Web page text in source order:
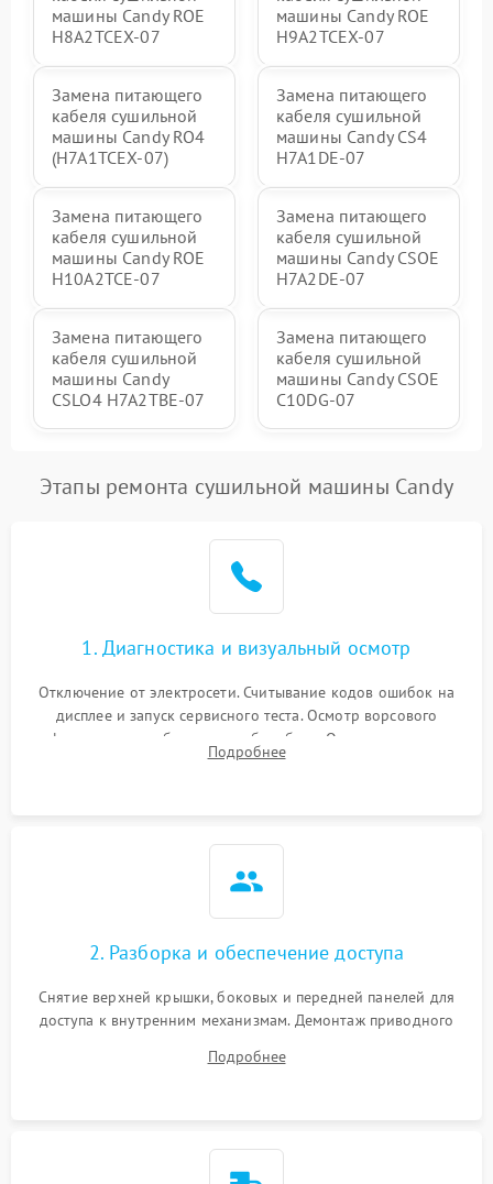
машины Candy ROE
H8A2TCEX-07
машины Candy ROE
H9A2TCEX-07
Замена питающего
кабеля сушильной
машины Candy RO4
(H7A1TCEX-07)
Замена питающего
кабеля сушильной
машины Candy CS4
H7A1DE-07
Замена питающего
кабеля сушильной
машины Candy ROE
H10A2TCE-07
Замена питающего
кабеля сушильной
машины Candy CSOE
H7A2DE-07
Замена питающего
кабеля сушильной
машины Candy
CSLO4 H7A2TBE-07
Замена питающего
кабеля сушильной
машины Candy CSOE
C10DG-07
Этапы ремонта сушильной машины Candy
1. Диагностика и визуальный осмотр
Отключение от электросети. Считывание кодов ошибок на
дисплее и запуск сервисного теста. Осмотр ворсового
фильтра, теплообменника и барабана. Опрос клиента о
неисправностях (не сушит, не крутит барабан, сильно шумит
Подробнее
2. Разборка и обеспечение доступа
Снятие верхней крышки, боковых и передней панелей для
доступа к внутренним механизмам. Демонтаж приводного
Обеспечение свободного доступа к ТЭНу, компрессору,
Подробнее